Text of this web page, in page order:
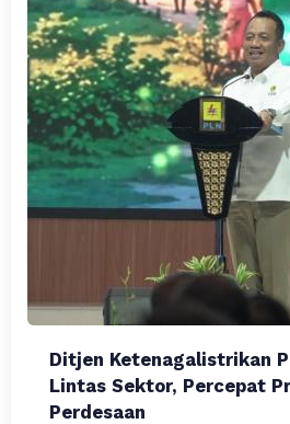
Ditjen Ketenagalistrikan
Lintas Sektor, Percepat
Perdesaan